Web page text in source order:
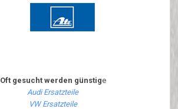
Oft gesucht werden günstige
Audi Ersatzteile
VW Ersatzteile